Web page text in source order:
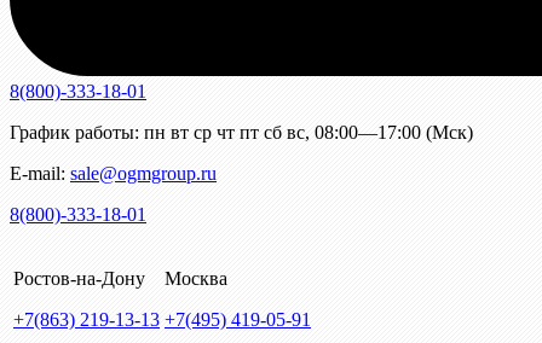
8(800)-333-18-01
График работы: пн вт ср чт пт сб вс, 08:00—17:00 (Мск)
E-mail: sale@ogmgroup.ru
8(800)-333-18-01
Ростов-на-Дону
+7(863) 219-13-13
Москва
+7(495) 419-05-91